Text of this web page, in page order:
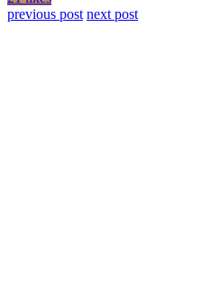
previous post next post